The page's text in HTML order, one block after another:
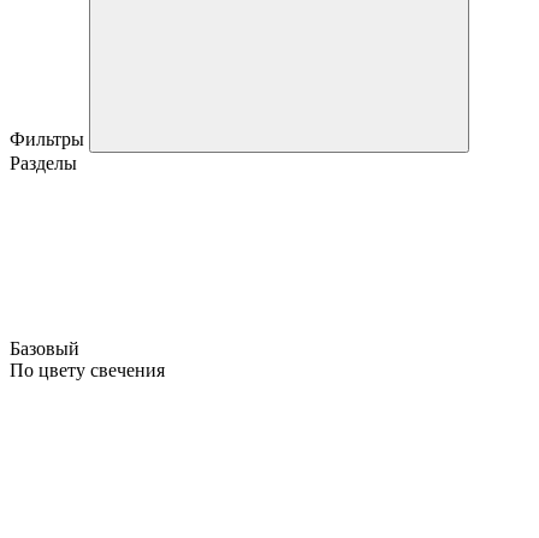
Фильтры
Разделы
Базовый
По цвету свечения